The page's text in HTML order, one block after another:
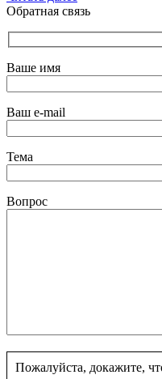
Обратная связь
Ваше имя
Ваш e-mail
Тема
Вопрос
Пожалуйста, докажите,